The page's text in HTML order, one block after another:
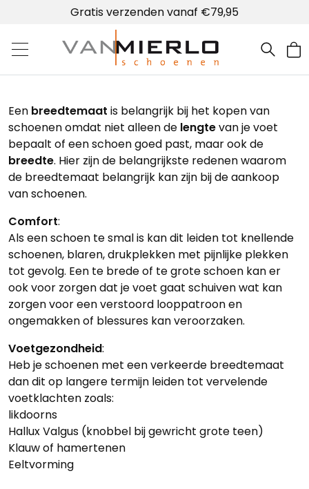
Gratis verzenden vanaf €79,95
Home | Van Mierlo schoenen
Een breedtemaat is belangrijk bij het kopen van
schoenen omdat niet alleen de lengtevan je voet
bepaalt of een schoen goed past, maar ook de
breedte. Hier zijn de belangrijkste redenen waarom
de breedtemaat belangrijk kan zijn bij de aankoop
van schoenen.
Comfort:
Als een schoen te smal is kan dit leiden tot knellende
schoenen, blaren, drukplekken met pijnlijke plekken
tot gevolg. Een te brede of te grote schoen kan er
ook voor zorgen dat je voet gaat schuiven wat kan
zorgen voor een verstoord looppatroon en
ongemakken of blessures kan veroorzaken.
Voetgezondheid:
Heb je schoenen met een verkeerde breedtemaat
dan dit op langere termijn leiden tot vervelende
voetklachten zoals:
likdoorns
Hallux Valgus (knobbel bij gewricht grote teen)
Klauw of hamertenen
Eeltvorming